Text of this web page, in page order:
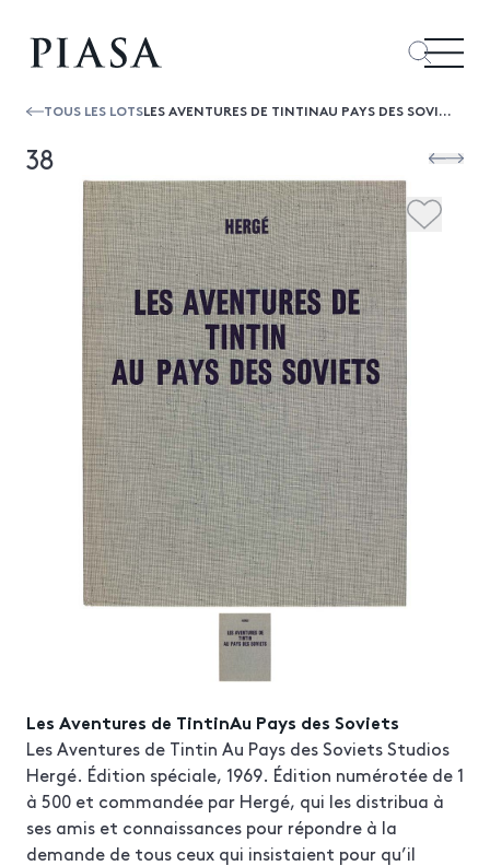
TOUS LES LOTS LES AVENTURES DE TINTINAU PAYS DES SOVIETS
38
Les Aventures de TintinAu Pays des Soviets
Les Aventures de Tintin Au Pays des Soviets Studios
Hergé. Édition spéciale, 1969. Édition numérotée de 1
à 500 et commandée par Hergé, qui les distribua à
ses amis et connaissances pour répondre à la
demande de tous ceux qui insistaient pour qu’il